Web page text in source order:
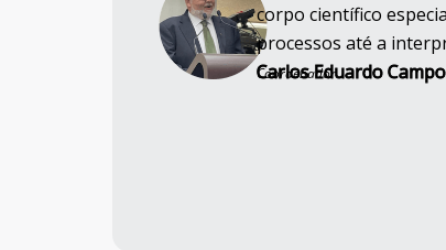
corpo científico
processos até a
Carlos Eduardo
Coordenador